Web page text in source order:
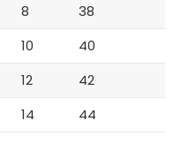
8
38
10
40
12
42
14 44